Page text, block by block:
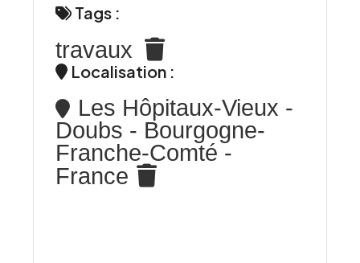
Tags :
travaux
Localisation :
Les Hôpitaux-Vieux -
Doubs - Bourgogne-
Franche-Comté -
France